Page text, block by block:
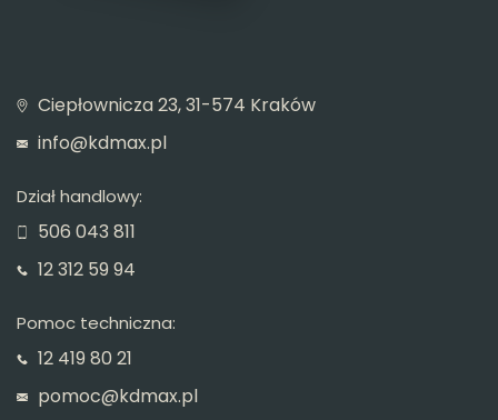
Ciepłownicza 23, 31-574 Kraków
info@kdmax.pl
Dział handlowy:
506 043 811
12 312 59 94
Pomoc techniczna:
12 419 80 21
pomoc@kdmax.pl